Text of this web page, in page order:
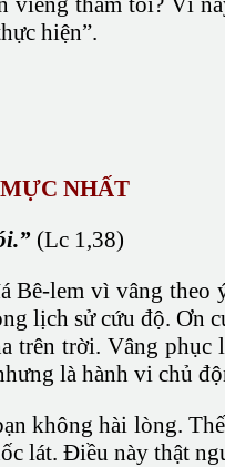
hiện”.
NHẤT
(Lc 1,38)
lem vì vâng theo
lịch sử cứu độ.
trời. Vâng phục
là hành vi chủ
không hài lòng.
lát. Điều này thật